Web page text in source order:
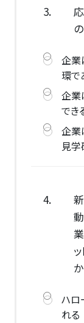
3.
企業
環で
企業
でき
企業
見学
4.
ハロ
れる